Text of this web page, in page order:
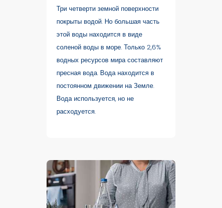
Три четверти земной поверхности
покрыты водой. Но большая часть
этой воды находится в виде
соленой воды в море. Только 2,6%
водных ресурсов мира составляют
пресная вода. Вода находится в
постоянном движении на Земле.
Вода используется, но не
расходуется.